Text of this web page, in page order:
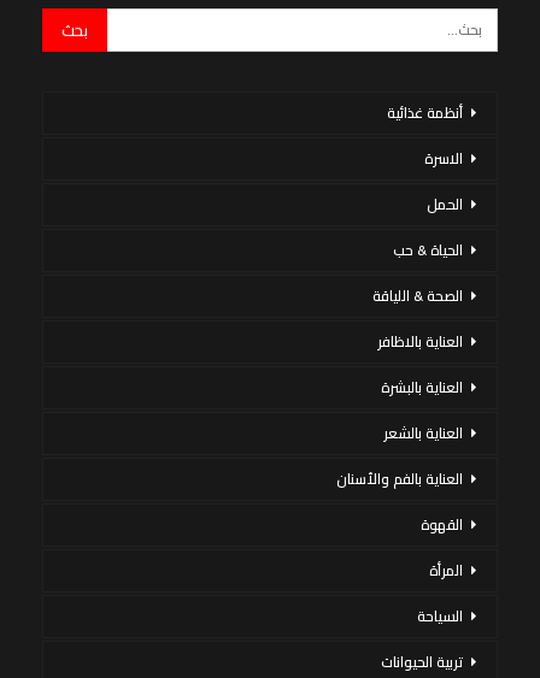
أنظمة غذائية
الاسرة
الحمل
الحياة & حب
الصحة & اللياقة
العناية بالاظافر
العناية بالبشرة
العناية بالشعر
العناية بالفم والأسنان
القهوة
المرأة
السياحة
تربية الحيوانات